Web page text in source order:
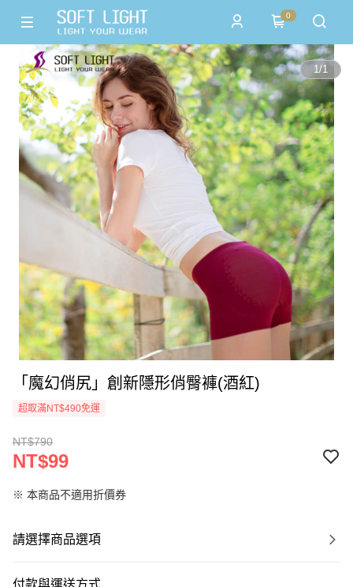
0
1/1
「魔幻俏尻」創新隱形俏臀褲(酒紅)
超取滿NT$490免運
NT$790
NT$99
※ 本商品不適用折價券
請選擇商品選項
付款與運送方式